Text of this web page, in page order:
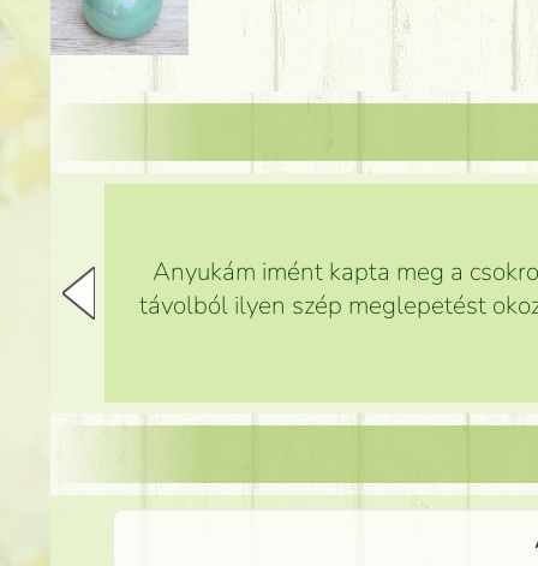
Anyukám imént kapta meg a
távolból ilyen szép meglepetést